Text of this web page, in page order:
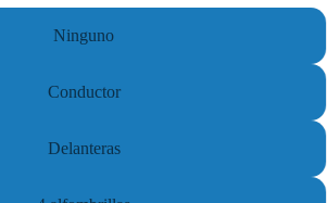
Ninguno
Conductor
Delanteras